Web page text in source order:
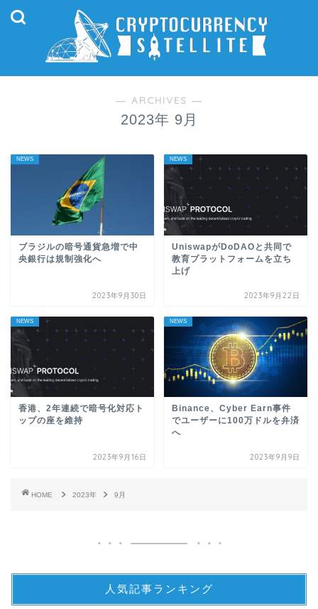
― ARCHIVES ―
2023年 9月
NEWS
ブラジルの暗号通貨急増で中
央銀行は規制強化へ
2023年9月30日
NEWS
UniswapがDoDAOと共同で
教育プラットフォームを立ち
上げ
2023年9月22日
NEWS
香港、2年連続で暗号化対応ト
ップの座を維持
2023年9月16日
NEWS
Binance、Cyber Earn事件
でユーザーに100万ドルを弁済
へ
2023年9月9日
HOME 2023年 9月
人気記事ランキング